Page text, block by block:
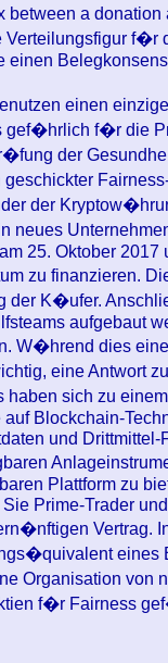
between a
f�r
einen
einen
gef�hrlich f�r die
der
geschickter
der
neues
25. Oktober
zu finanzieren.
der K�ufer.
aufgebaut
W�hrend dies
eine Antwort
haben sich zu
Blockchain-
und
Plattform zu
Prime-Trader
Vertrag.
eines
Organisation
f�r Fairness